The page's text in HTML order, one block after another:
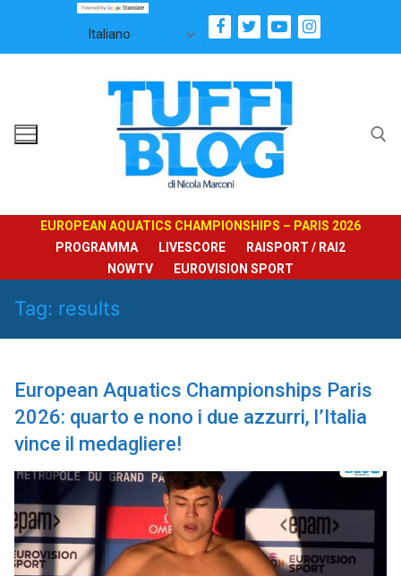
contenuto
EUROPEAN AQUATICS CHAMPIONSHIPS – PARIS 2026
PROGRAMMA
LIVESCORE
RAISPORT / RAI2
NOWTV
EUROVISION SPORT
Tag: results
European Aquatics Championships Paris
2026: quarto e nono i due azzurri, l’Italia
vince il medagliere!